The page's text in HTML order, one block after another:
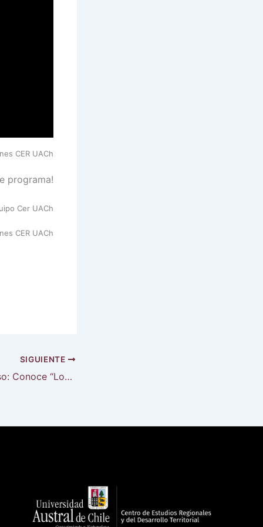
CER UACh
programa!
Cer UACh
CER UACh
SIGUIENTE
#TrabajoenProceso: Conoce “Los Ríos en 3D”